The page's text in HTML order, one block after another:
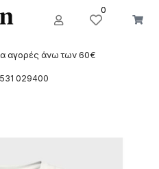
0
αγορές άνω των 60€
029400